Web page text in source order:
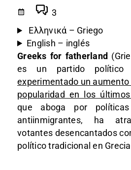
3
Ελληνικά – Griego
English – inglés
Greeks for fatherland
es un partido político
experimentado un
popularidad en los
que aboga por
antiinmigrantes, ha
votantes desencantados
político tradicional en